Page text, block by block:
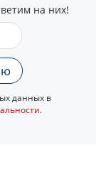
на них!
данных в
.